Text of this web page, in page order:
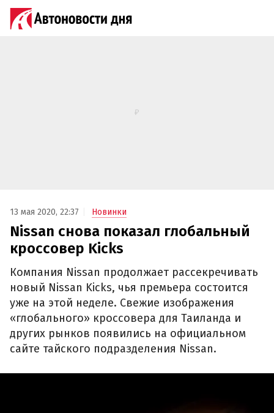
13 мая 2020, 22:37 Новинки
Nissan снова показал глобальный
кроссовер Kicks
Компания Nissan продолжает рассекречивать
новый Nissan Kicks, чья премьера состоится
уже на этой неделе. Свежие изображения
«глобального» кроссовера для Таиланда и
других рынков появились на официальном
сайте тайского подразделения Nissan.